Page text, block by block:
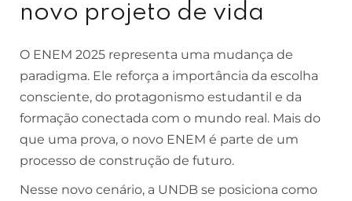
novo projeto de vida
O ENEM 2025 representa uma mudança de
paradigma. Ele reforça a importância da escolha
consciente, do protagonismo estudantil e da
formação conectada com o mundo real. Mais do
que uma prova, o novo ENEM é parte de um
processo de construção de futuro.
Nesse novo cenário, a UNDB se posiciona como